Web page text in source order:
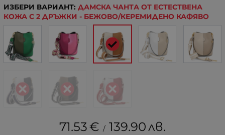
ИЗБЕРИ ВАРИАНТ: ДАМСКА ЧАНТА ОТ ЕСТЕСТВЕНА
КОЖА С 2 ДРЪЖКИ - БЕЖОВО/КЕРЕМИДЕНО КАФЯВО
71.53€ / 139.90лв.